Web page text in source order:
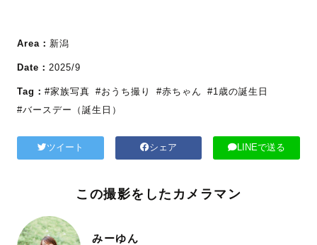
Area： 新潟
Date： 2025/9
Tag： #家族写真 #おうち撮り #赤ちゃん
#1歳の誕生日
#バースデー（誕生日）
ツイート シェア LINEで送る
この撮影をしたカメラマン
みーゆん